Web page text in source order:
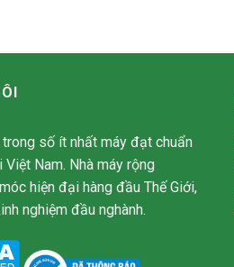
trong số ít nhất máy đạt chuẩn
Nam. Nhà máy rộng
hiện đại hàng đầu Thế Giới,
nghiệm đầu nghành.